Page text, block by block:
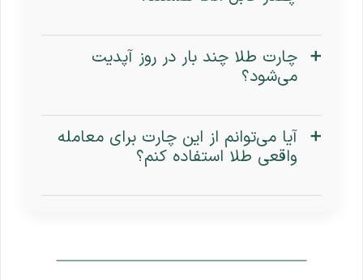
چارت طلا چند بار در روز آپدیت
می‌شود؟
آیا می‌توانم از این چارت برای معامله
واقعی طلا استفاده کنم؟